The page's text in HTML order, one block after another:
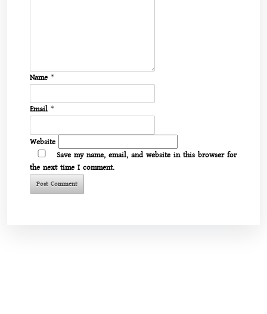
Name *
Email *
Website
Save my name, email, and website in this browser for
the next time I comment.